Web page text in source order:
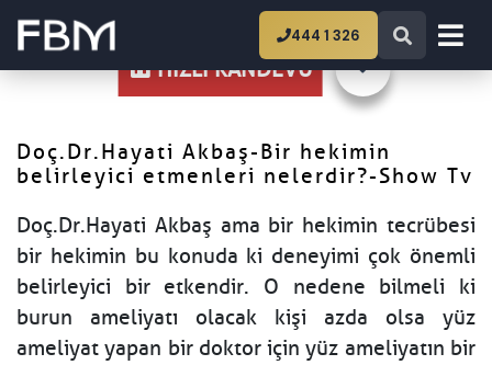
444 1 326
Doç.Dr.Hayati Akbaş-Bir hekimin
belirleyici etmenleri nelerdir?-Show Tv
HIZLI RANDEVU
Doç.Dr.Hayati Akbaş-Bir hekimin
belirleyici etmenleri nelerdir?-Show Tv
Doç.Dr.Hayati Akbaş ama bir hekimin tecrübesi
bir hekimin bu konuda ki deneyimi çok önemli
belirleyici bir etkendir. O nedene bilmeli ki
burun ameliyatı olacak kişi azda olsa yüz
ameliyat yapan bir doktor için yüz ameliyatın bir